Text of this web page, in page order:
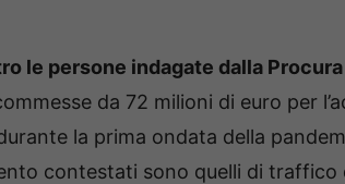
le persone indagate dalla Procura
da 72 milioni di euro per
la prima ondata della
contestati sono quelli di